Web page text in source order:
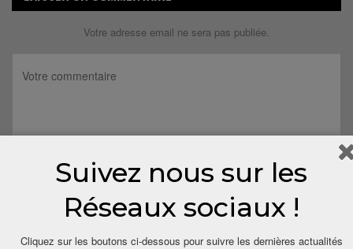
Votre adresse email ne sera pas publiée.
Suivez nous sur les
Réseaux sociaux !
Cliquez sur les boutons ci-dessous pour suivre les dernières actualités